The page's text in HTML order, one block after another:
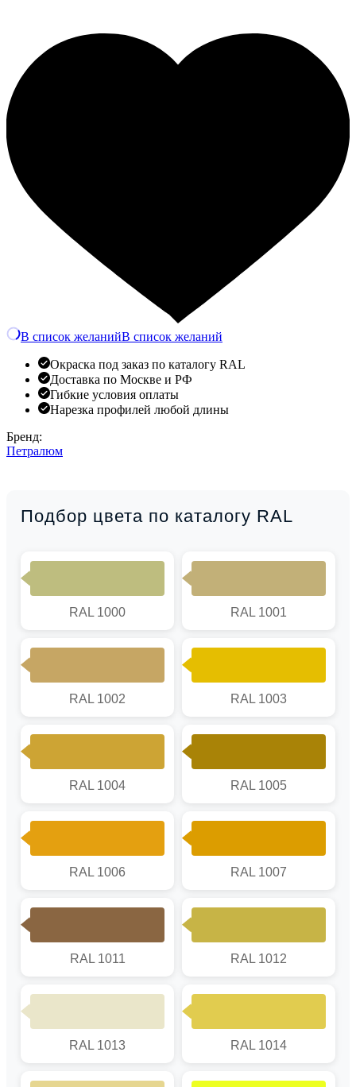
В список желанийВ список желаний
Окраска под заказ по каталогу RAL
Доставка по Москве и РФ
Гибкие условия оплаты
Нарезка профилей любой длины
Бренд:
Петралюм
Подбор цвета по каталогу RAL
RAL 1000 RAL 1001
RAL 1002 RAL 1003
RAL 1004 RAL 1005
RAL 1006 RAL 1007
RAL 1011 RAL 1012
RAL 1013 RAL 1014